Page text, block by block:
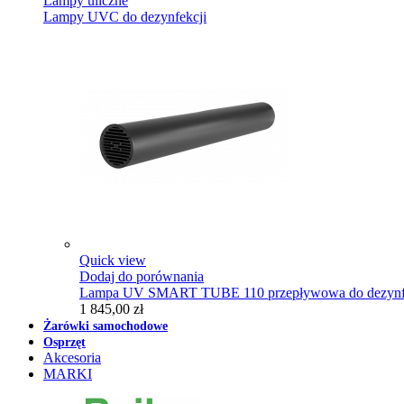
Lampy UVC do dezynfekcji
Quick view
Dodaj do porównania
Lampa UV SMART TUBE 110 przepływowa do
1 845,00 zł
Żarówki samochodowe
Osprzęt
Akcesoria
MARKI